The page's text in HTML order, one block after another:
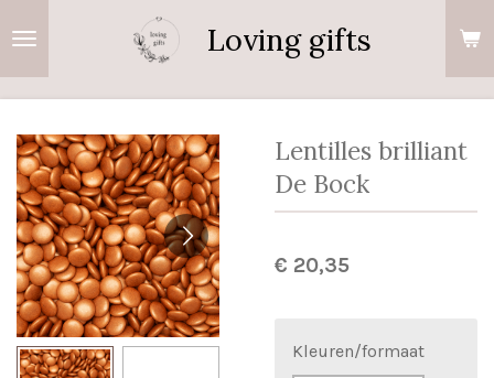
hoofdinhoud
Loving gifts
Lentilles brilliant
De Bock
€ 20,35
Kleuren/formaat